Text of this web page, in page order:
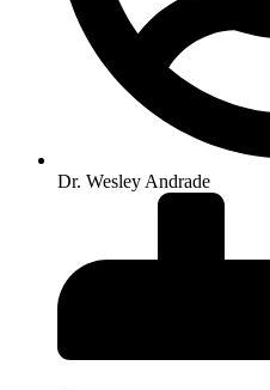
Dr. Wesley Andrade